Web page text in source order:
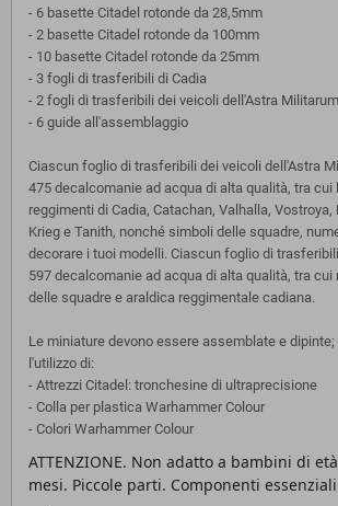
- 6 basette Citadel rotonde da 28,5mm
- 2 basette Citadel rotonde da 100mm
- 10 basette Citadel rotonde da 25mm
- 3 fogli di trasferibili di Cadia
- 2 fogli di trasferibili dei veicoli dell'Astra Militarum
- 6 guide all'assemblaggio
Ciascun foglio di trasferibili dei veicoli dell'Astra
475 decalcomanie ad acqua di alta qualità, tra cui
reggimenti di Cadia, Catachan, Valhalla, Vostroya,
Krieg e Tanith, nonché simboli delle squadre,
decorare i tuoi modelli. Ciascun foglio di
597 decalcomanie ad acqua di alta qualità, tra cui
delle squadre e araldica reggimentale cadiana.
Le miniature devono essere assemblate e
l'utilizzo di:
- Attrezzi Citadel: tronchesine di ultraprecisione
- Colla per plastica Warhammer Colour
- Colori Warhammer Colour
ATTENZIONE. Non adatto a bambini di
mesi. Piccole parti. Componenti